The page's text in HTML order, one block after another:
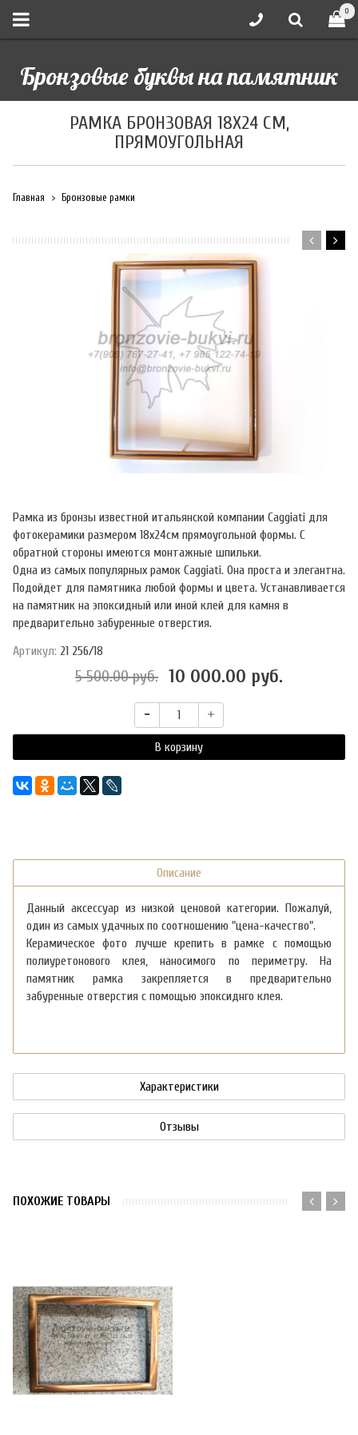
0
Бронзовые буквы на памятник
РАМКА БРОНЗОВАЯ 18Х24 СМ,
ПРЯМОУГОЛЬНАЯ
Главная Бронзовые рамки
Рамка из бронзы известной итальянской компании Caggiati для
фотокерамики размером 18х24см прямоугольной формы. С
обратной стороны имеются монтажные шпильки.
Одна из самых популярных рамок Caggiati. Она проста и элегантна.
Подойдет для памятника любой формы и цвета. Устанавливается
на памятник на эпоксидный или иной клей для камня в
предварительно забуренные отверстия.
Артикул: 21 256/18
5 500.00 руб. 10 000.00 руб.
В корзину
Описание
Данный аксессуар из низкой ценовой категории. Пожалуй,
один из самых удачных по соотношению "цена-качество".
Керамическое фото лучше крепить в рамке с помощью
полиуретонового клея, наносимого по периметру. На
памятник рамка закрепляется в предварительно
забуренные отверстия с помощью эпоксиднго клея.
Характеристики
Отзывы
ПОХОЖИЕ ТОВАРЫ